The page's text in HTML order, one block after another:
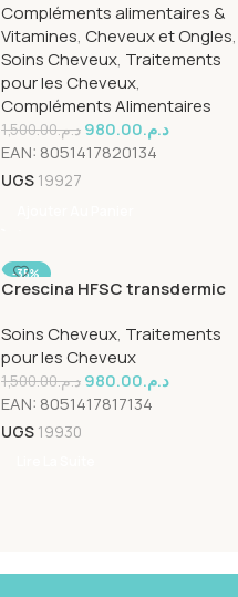
10+10*3.5ml
Compléments alimentaires &
Vitamines, Cheveux et Ongles,
Soins Cheveux, Traitements
pour les Cheveux,
Compléments Alimentaires
د.م.1,500.00 د.م.980.00
EAN: 8051417820134
UGS 19927
-35%
SOLD OUT
Crescina HFSC transdermic
10+10*3.5ml
Soins Cheveux, Traitements
pour les Cheveux
د.م.1,500.00 د.م.980.00
EAN: 8051417817134
UGS 19930